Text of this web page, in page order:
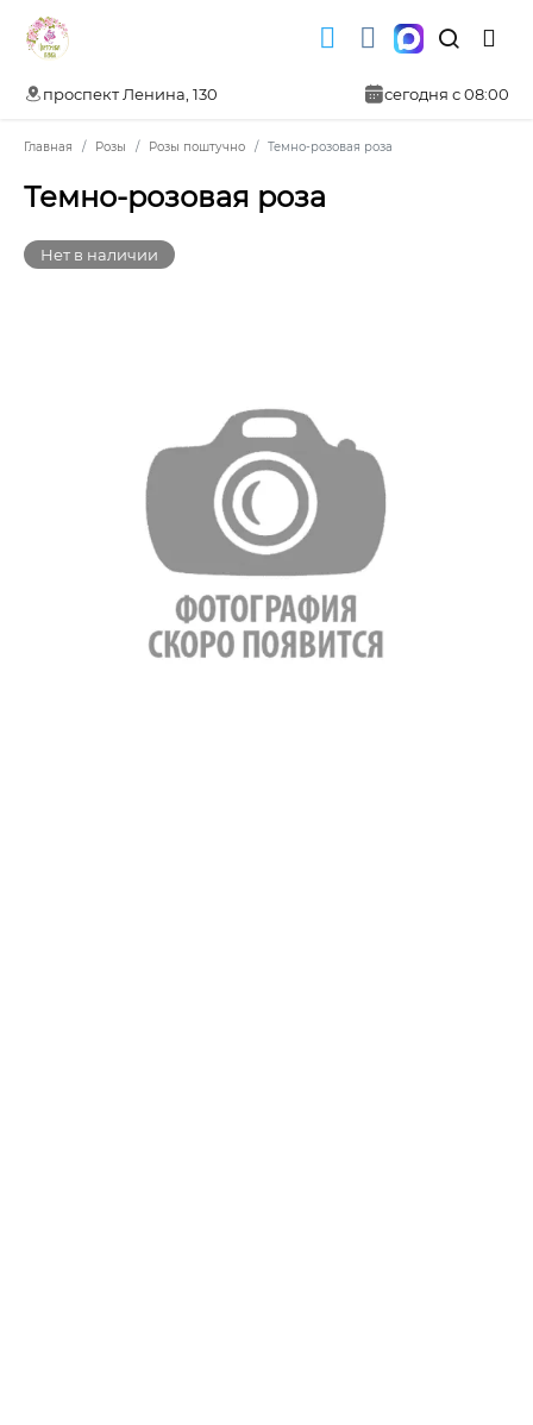
проспект Ленина, 130 сегодня с 08:00
Главная Розы Розы поштучно Темно-розовая роза
Темно-розовая роза
Нет в наличии